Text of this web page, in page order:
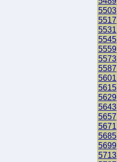
5503
5517
5531
5545
5559
5573
5587
5601
5615
5629
5643
5657
5671
5685
5699
5713